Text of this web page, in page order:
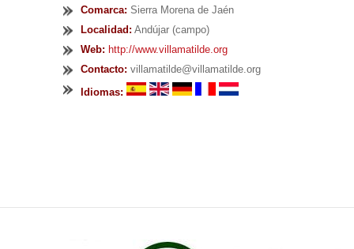
Comarca: Sierra Morena de Jaén
Localidad: Andújar (campo)
Web: http://www.villamatilde.org
Contacto: villamatilde@villamatilde.org
Idiomas: